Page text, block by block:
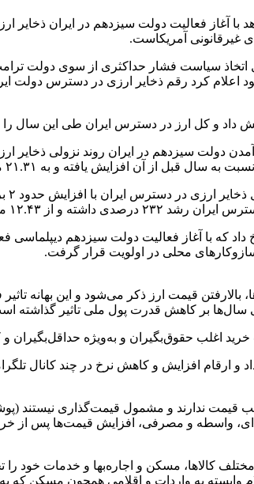
آغاز فعالیت دولت سیزدهم در ایران
غیرقانونی آمریکاست.
داد و در توجیه اقدام خود اعلام کرد رقم ذخایر
بین‌المللی پول از سال ۲۰۲۱ و با روی کار آمدن دولت
دلار در سال ۲۰۲۲ رسیده است.
حالی رخ داد که با آغاز فعالیت دولت سیزدهم
محلی در اولویت قرار گرفت.
قیمت ارز ذکر می‌شود و این بهانه
سال‌ها بر کاهش قدرت پول ملی تاثیر گذاشته
اغلب حقوق‌بگیران و به‌ویژه حداقل‌بگیران
و ارقام افزایش و کاهش نرخ در چند کانال
ندارند و مشمول قیمت‌گذاری نیستند
واسطه و مصرفی، افزایش قیمت‌ها پس
کالاها، مسکن و اجاره‌بها و خدمات خود را
به واردات و اقلامی همچون مسکن که